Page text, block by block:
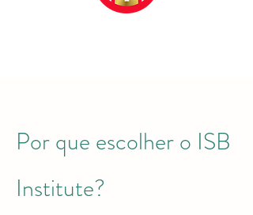
Por que escolher o ISB
Institute?